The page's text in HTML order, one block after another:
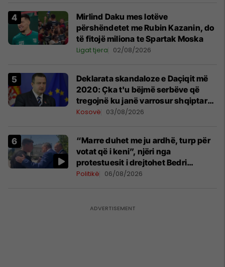
Mirlind Daku mes lotëve
përshëndetet me Rubin Kazanin, do
të fitojë miliona te Spartak Moska
Ligat tjera 02/08/2026
​Deklarata skandaloze e Daçiqit më
2020: Çka t'u bëjmë serbëve që
tregojnë ku janë varrosur shqiptarët
në Serbi
Kosovë 03/08/2026
“Marre duhet me ju ardhë, turp për
votat që i keni”, njëri nga
protestuesit i drejtohet Bedri
Hamzës
Politikë 06/08/2026